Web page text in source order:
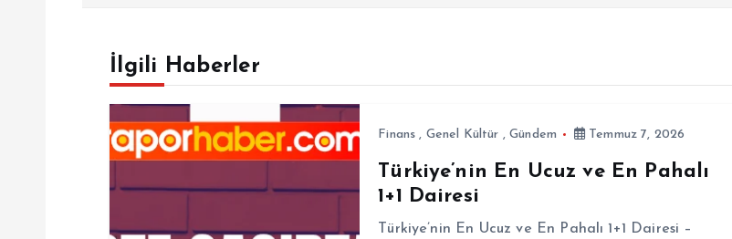
İlgili Haberler
Finans , Genel Kültür ,Gündem Temmuz 7, 2026
Türkiye’nin En Ucuz ve En Pahalı
1+1 Dairesi
Türkiye’nin En Ucuz ve En Pahalı 1+1 Dairesi –